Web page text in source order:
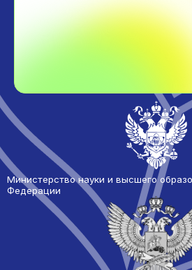
Министерство науки и высшего
Федерации